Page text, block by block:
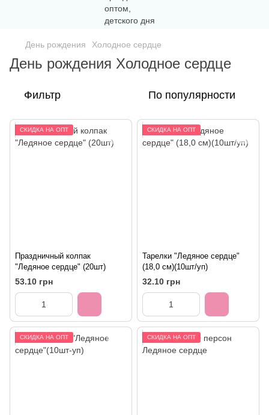
День рождения Холодное сердце
День рождения Холодное сердце
Фильтр По популярности
СКИДКА НА ОПТ
Праздничный колпак
"Ледяное сердце" (20шт)
53.10 грн
СКИДКА НА ОПТ
Тарелки "Ледяное сердце"
(18,0 см)(10шт/уп)
32.10 грн
СКИДКА НА ОПТ СКИДКА НА ОПТ